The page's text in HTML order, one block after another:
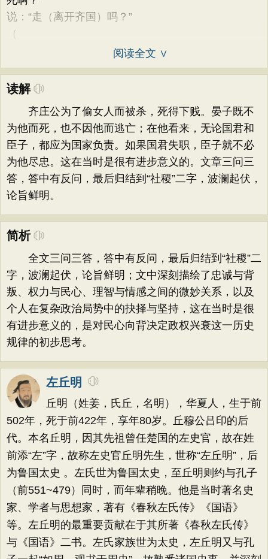
说：“走（离开齐国）吗？”
（
阅读全文 ∨
读解
齐庄公为了偷女人而被杀，死得下贱。晏子既不
为他而死，也不因他而逃亡；在他看来，无论国君和
臣子，都应为国家负责。如果国君失职，臣子就不必
为他尽忠。这在当时是很有进步意义的。文章三问三
答，答中有反问，最后归结到“社稷”二字，波澜起伏，
论旨鲜明。
简析
全文三问三答，答中有反问，最后归结到“社稷”二
字，波澜起伏，论旨鲜明；文中深刻描绘了忠诚与背
叛、权力与民心、理智与情感之间的微妙关系，以及
个人在复杂政治局势中的抉择与坚持，这在当时是很
有进步意义的，是对民心向背决定政权兴衰这一历史
规律的初步思考。
左丘明
丘明（姓姜，氏丘，名明），华夏人，生于前
502年，死于前422年，享年80岁。丘穆公吕印的后
代。本名丘明，因其先祖曾任楚国的左史官，故在姓
前添“左”字，故称左史官丘明先生，世称“左丘明”，后
为鲁国太史 。左氏世为鲁国太史，至丘明则约与孔子
（前551~479）同时，而年辈稍晚。他是当时著名史
家、学者与思想家，著有《春秋左氏传》《国语》
等。左丘明的最重要贡献在于其所著《春秋左氏传》
与《国语》二书。左氏家族世为太史，左丘明又与孔